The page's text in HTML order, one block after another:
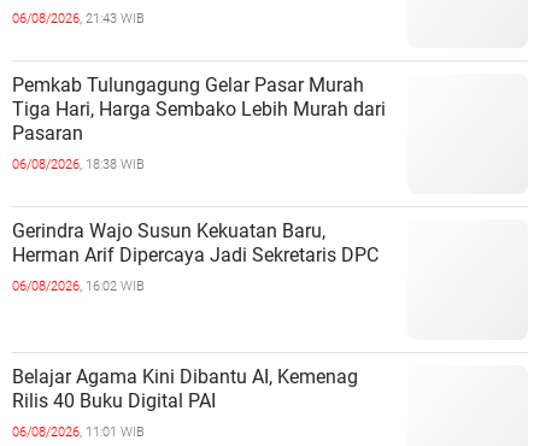
06/08/2026, 21:43 WIB
Pemkab Tulungagung Gelar Pasar Murah
Tiga Hari, Harga Sembako Lebih Murah dari
Pasaran
06/08/2026, 18:38 WIB
Gerindra Wajo Susun Kekuatan Baru,
Herman Arif Dipercaya Jadi Sekretaris DPC
06/08/2026, 16:02 WIB
Belajar Agama Kini Dibantu AI, Kemenag
Rilis 40 Buku Digital PAI
06/08/2026, 11:01 WIB